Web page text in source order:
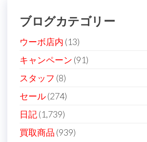
ブログカテゴリー
ウーボ店内 (13)
キャンペーン (91)
スタッフ (8)
セール(274)
日記(1,739)
買取商品 (939)